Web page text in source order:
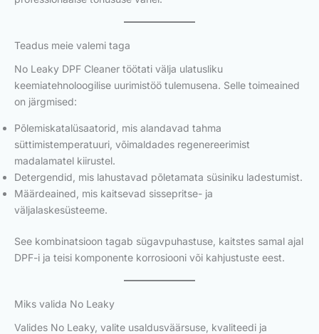
Teadus meie valemi taga
No Leaky DPF Cleaner töötati välja ulatusliku
keemiatehnoloogilise uurimistöö tulemusena. Selle toimeained
on järgmised:
Põlemiskatalüsaatorid, mis alandavad tahma
süttimistemperatuuri, võimaldades regenereerimist
madalamatel kiirustel.
Detergendid, mis lahustavad põletamata süsiniku ladestumist.
Määrdeained, mis kaitsevad sissepritse- ja
väljalaskesüsteeme.
See kombinatsioon tagab sügavpuhastuse, kaitstes samal ajal
DPF-i ja teisi komponente korrosiooni või kahjustuste eest.
Miks valida No Leaky
Valides No Leaky, valite usaldusväärsuse, kvaliteedi ja